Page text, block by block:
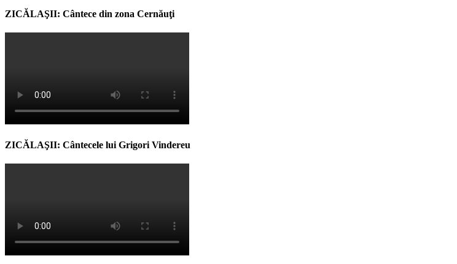
ZICĂLAŞII: Cântece din zona Cernăuţi
ZICĂLAŞII: Cântecele lui Grigori Vindereu